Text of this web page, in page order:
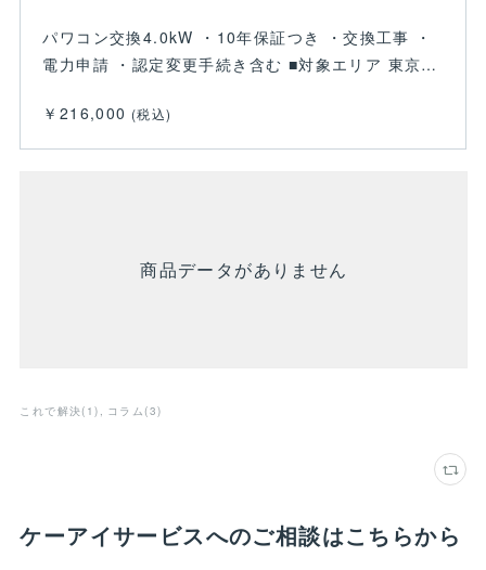
パワコン交換4.0kW ・10年保証つき ・交換工事 ・
電力申請 ・認定変更手続き含む ■対象エリア 東京…
￥216,000 (税込)
商品データがありません
これで解決( 1) コラム (3)
ケーアイサービスへのご相談はこちらから